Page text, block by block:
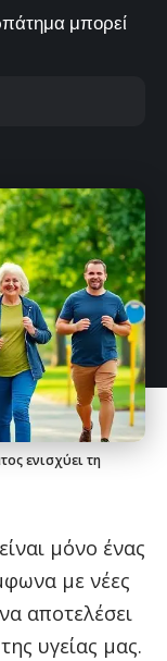
μπορεί
ενισχύει τη
μόνο ένας
με νέες
αποτελέσει
υγείας μας.